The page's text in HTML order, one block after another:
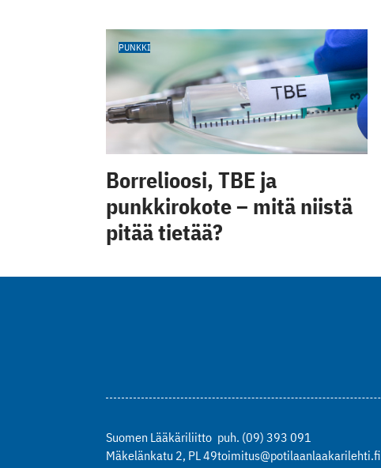
PUNKKI
Borrelioosi, TBE ja
punkkirokote – mitä niistä
pitää tietää?
Suomen Lääkäriliitto
Mäkelänkatu 2, PL 49
puh. (09) 393 091
toimitus@potilaanlaakarilehti.fi